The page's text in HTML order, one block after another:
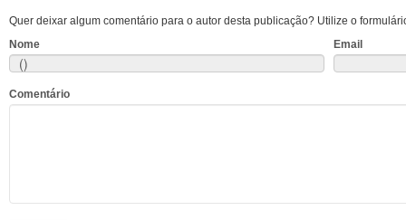
Quer deixar algum comentário para o autor desta publicação? Utilize o
Nome
Email
Comentário